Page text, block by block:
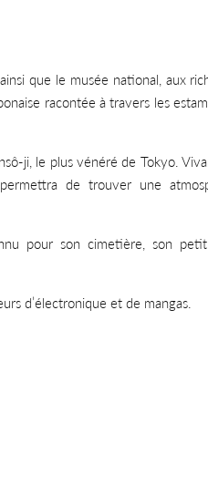
que le musée national, aux
racontée à travers les
ji, le plus vénéré de Tokyo.
de trouver une
pour son cimetière, son
d’électronique et de mangas.